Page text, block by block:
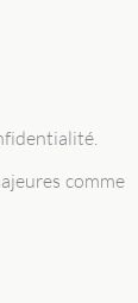
comme